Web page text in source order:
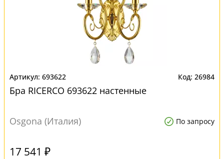
693622 26984
Бра RICERCO 693622 настенные
Osgona (Италия) По запросу
17 541 ₽